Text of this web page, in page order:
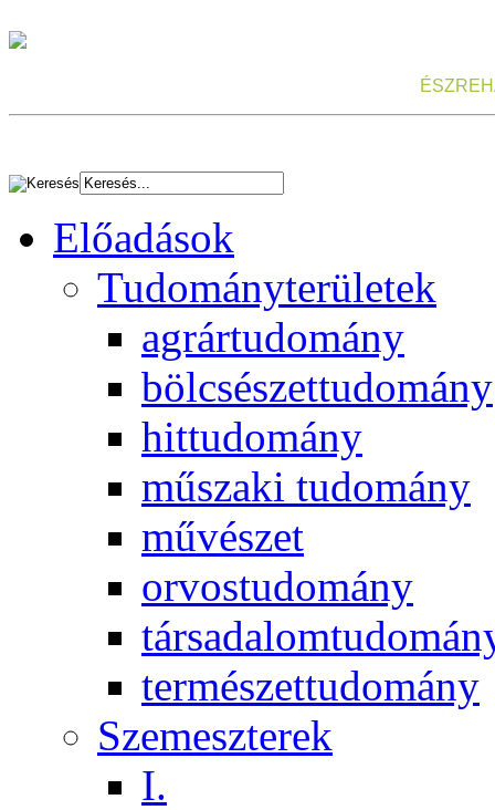
Előadások
Tudományterületek
agrártudomány
bölcsészettudomány
hittudomány
műszaki tudomány
művészet
orvostudomány
természettudomány
Szemeszterek
I.